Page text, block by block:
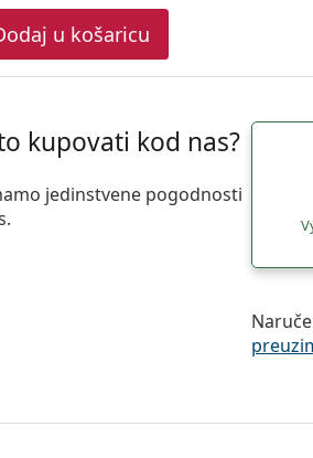
u košaricu
kupovati kod nas?
jedinstvene pogodnosti